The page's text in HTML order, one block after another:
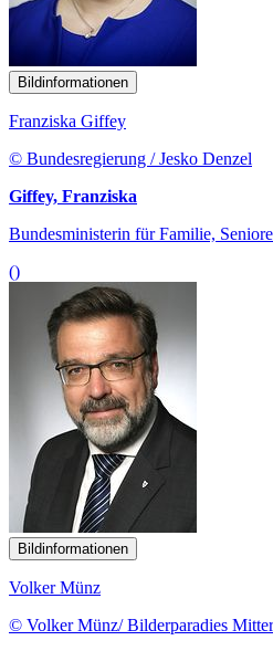
Bildinformationen
Franziska Giffey
© Bundesregierung / Jesko Denzel
Giffey, Franziska
Bundesministerin für Familie,
()
Bildinformationen
Volker Münz
© Volker Münz/ Bilderparadies